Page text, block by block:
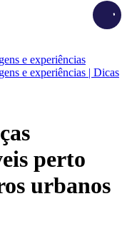
e experiências
e experiências | Dicas
perto
urbanos